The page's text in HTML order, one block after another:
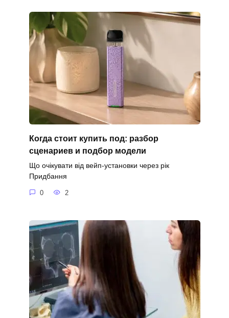
Когда стоит купить под: разбор
сценариев и подбор модели
Що очікувати від вейп-установки через рік
Придбання
0 2